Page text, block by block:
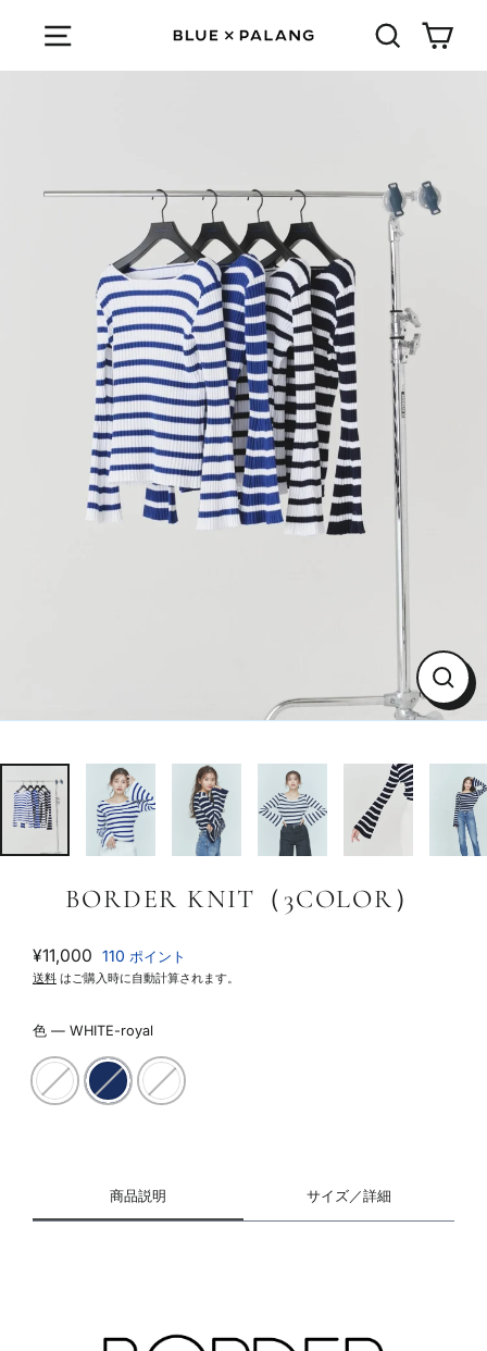
Close
BORDER KNIT（3COLOR）
通
常
¥11,000 110 ポイント
送料 はご購入時に自動計算されます。
色 — WHITE-royal
商品説明 サイズ／詳細